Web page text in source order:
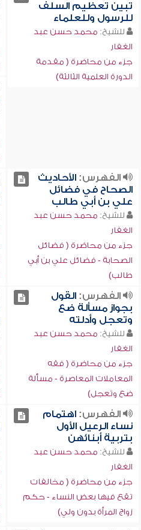
تبين تعظيم السلف
للرسول وللعلماء
للشيخ: محمد حسن عبد
الغفار
جزء من محاضرة ( مقدمة
الدورة العلمية الثالثة)
الفهرس:الأحاديث
الصحاح في فضائل
علي بن أبي طالب
للشيخ: محمد حسن عبد
الغفار
جزء من محاضرة ( فضائل
الصحابة - فضائل علي بن أبي
طالب)
الفهرس:القول
بجواز مسألة ضع
وتعجل وأدلته
للشيخ: محمد حسن عبد
الغفار
جزء من محاضرة ( فقه
المعاملات المعاصرة - مسألة
ضع وتعجل)
الفهرس:اهتمام
نساء الرعيل الأول
بتربية أبنائهن
للشيخ: محمد حسن عبد
الغفار
جزء من محاضرة ( مخالفات
تقع فيها بعض النساء - حكم
زواج المرأة بدون ولي)